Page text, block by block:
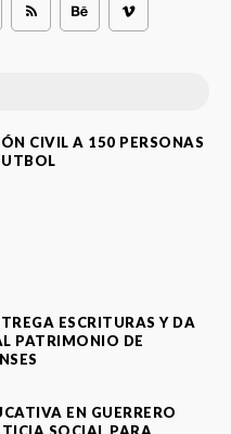
CIVIL A 150 PERSONAS
ESCRITURAS Y DA
PATRIMONIO DE
EN GUERRERO